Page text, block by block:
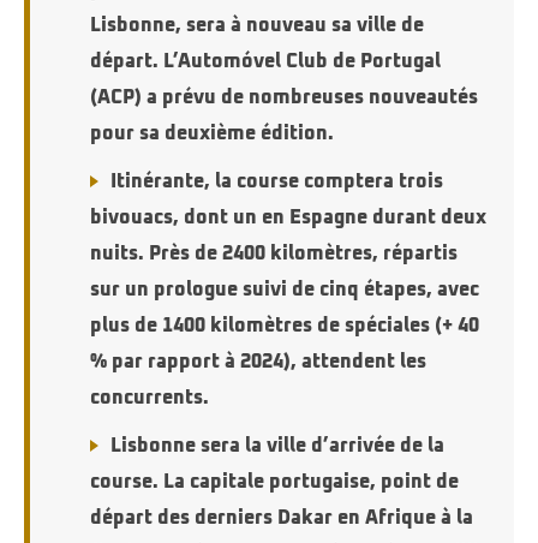
Lisbonne, sera à nouveau sa ville de
départ. L’Automóvel Club de Portugal
(ACP) a prévu de nombreuses nouveautés
pour sa deuxième édition.
Itinérante, la course comptera trois
bivouacs, dont un en Espagne durant deux
nuits. Près de 2400 kilomètres, répartis
sur un prologue suivi de cinq étapes, avec
plus de 1400 kilomètres de spéciales (+ 40
% par rapport à 2024), attendent les
concurrents.
Lisbonne sera la ville d’arrivée de la
course. La capitale portugaise, point de
départ des derniers Dakar en Afrique à la